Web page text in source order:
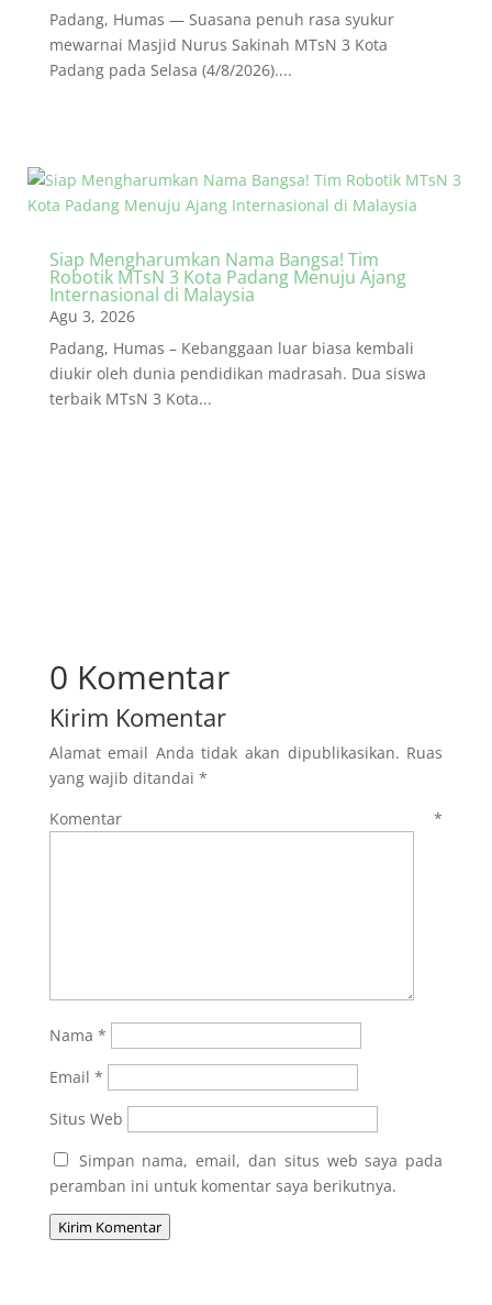
Padang, Humas — Suasana penuh rasa syukur
mewarnai Masjid Nurus Sakinah MTsN 3 Kota
Padang pada Selasa (4/8/2026)....
Siap Mengharumkan Nama Bangsa! Tim
Robotik MTsN 3 Kota Padang Menuju Ajang
Internasional di Malaysia
Agu 3, 2026
Padang, Humas – Kebanggaan luar biasa kembali
diukir oleh dunia pendidikan madrasah. Dua siswa
terbaik MTsN 3 Kota...
0 Komentar
Kirim Komentar
Alamat email Anda tidak akan dipublikasikan. Ruas
yang wajib ditandai *
Komentar*
Nama *
Email *
Situs Web
Simpan nama, email, dan situs web saya pada
peramban ini untuk komentar saya berikutnya.
Kirim Komentar